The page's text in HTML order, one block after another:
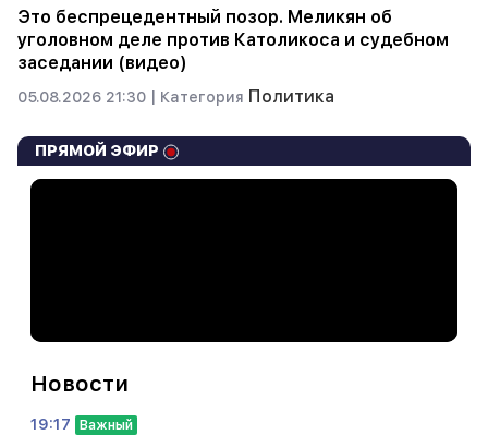
Это беспрецедентный позор. Меликян об
уголовном деле против Католикоса и судебном
заседании (видео)
05.08.2026 21:30 | Категория Политика
ПРЯМОЙ ЭФИР
Новости
19:17 Важный